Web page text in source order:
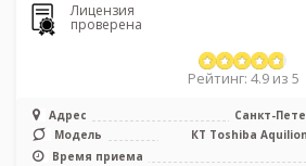
Лицензия
проверена
Рейтинг: 4.9 из 5
Адрес
Санкт-
Модель
КТ Toshiba
Время приема